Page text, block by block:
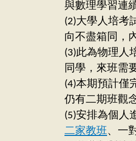
與數理學習連
(2)大學人培考
向不盡箱同，
(3)此為物理人
同學，來班需
(4)本期預計僅
仍有二期班觀
(5)安排為個人
二家教班、一